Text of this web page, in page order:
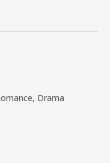
Drama